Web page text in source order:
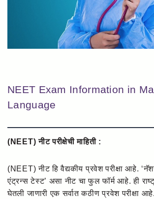
NEET Exam Information in
Language
(NEET) नीट परीक्षेची माहिती :
(NEET) नीट हि वैद्यकीय प्रवेश परीक्षा आहे.
एंट्रन्स टेस्ट’ असा नीट चा फुल फॉर्म आहे. ही
घेतली जाणारी एक सर्वात कठीण प्रवेश परीक्षा